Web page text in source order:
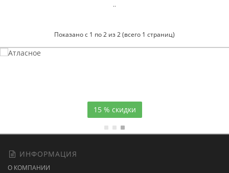
..
Показано с 1 по 2 из 2 (всего 1 страниц)
15 % скидки
ИНФОРМАЦИЯ
О КОМПАНИИ